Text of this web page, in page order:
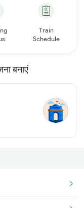
Train
Schedule
बनाएं